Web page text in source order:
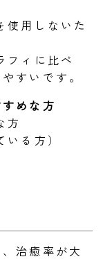
使用しないた
フィに比べ
すいです。
めな方
方
る方）
治癒率が大